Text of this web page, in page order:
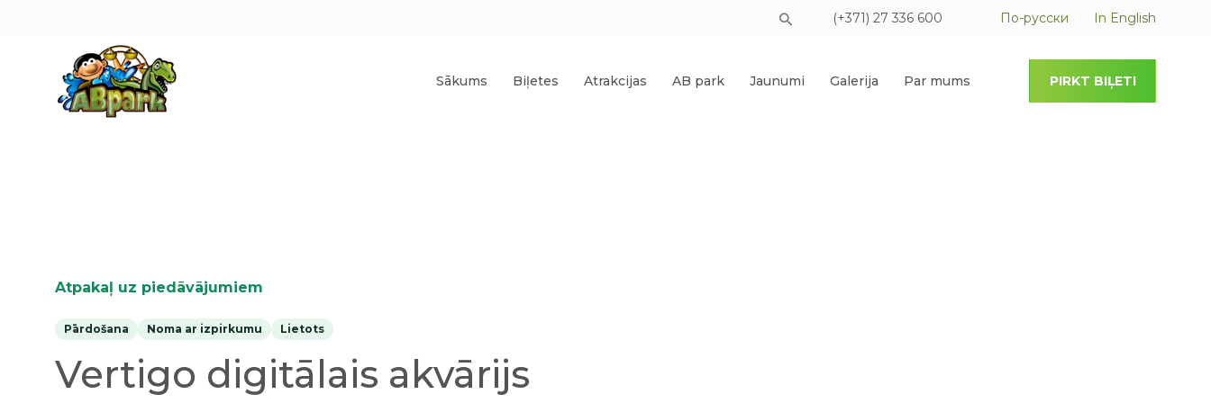
(+371) 27 336 600 По-русски In English
Sākums Biļetes Atrakcijas AB park Jaunumi Galerija Par mums PIRKT BIĻETI
Atpakaļ uz piedāvājumiem
Pārdošana Noma ar izpirkumu Lietots
Vertigo digitālais akvārijs